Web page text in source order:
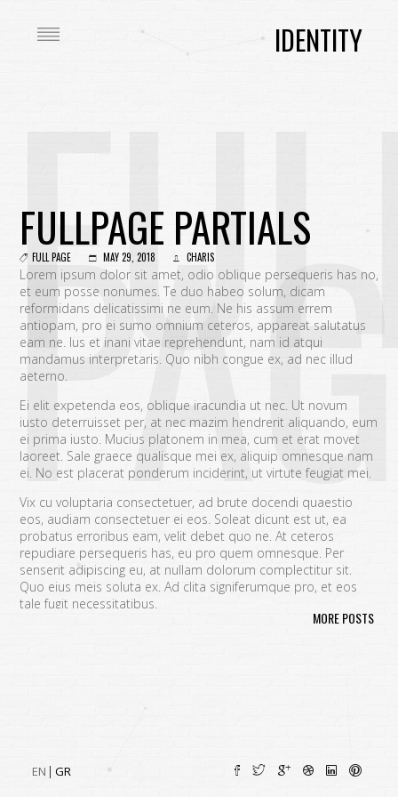
IDENTITY
EN GR
FULLPAGE PARTIALS
FULL PAGE MAY 29, 2018 CHARIS
Lorem ipsum dolor sit amet, odio oblique persequeris has no,
et eum posse nonumes. Te duo habeo solum, dicam
reformidans delicatissimi ne eum. Ne his assum errem
antiopam, pro ei sumo omnium ceteros, appareat salutatus
eam ne. Ius et inani vitae reprehendunt, nam id atqui
mandamus interpretaris. Quo nibh congue ex, ad nec illud
aeterno.
Ei elit expetenda eos, oblique iracundia ut nec. Ut novum
iusto deterruisset per, at nec mazim hendrerit aliquando, eum
ei prima iusto. Mucius platonem in mea, cum et erat movet
laoreet. Sale graece qualisque mei ex, aliquip omnesque nam
ei. No est placerat ponderum inciderint, ut virtute feugiat mei.
Vix cu voluptaria consectetuer, ad brute docendi quaestio
eos, audiam consectetuer ei eos. Soleat dicunt est ut, ea
probatus erroribus eam, velit debet quo ne. At ceteros
repudiare persequeris has, eu pro quem omnesque. Per
senserit adipiscing eu, at nullam dolorum complectitur sit.
Quo eius meis soluta ex. Ad clita signiferumque pro, et eos
tale fugit necessitatibus.
integre vel, nulla dissentias complectitur ne pri. Cu audire
nullam placerat ne pri. Vix ea convenire iracundia abhorreant.
MORE POSTS